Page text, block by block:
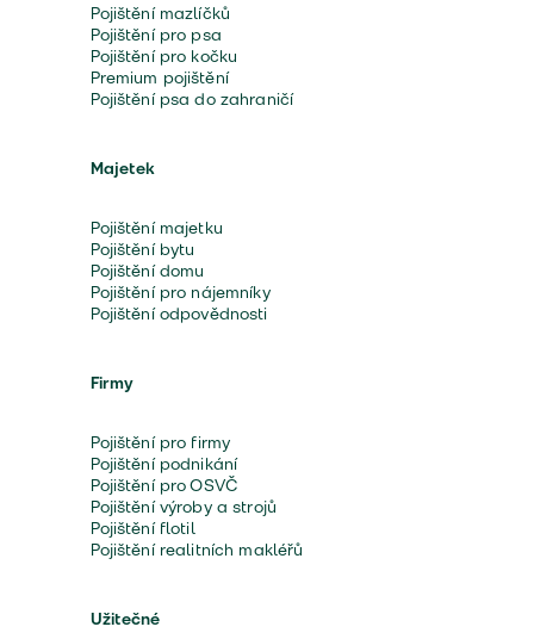
Pojištění mazlíčků
Pojištění pro psa
Pojištění pro kočku
Premium pojištění
Pojištění psa do zahraničí
Majetek
Pojištění majetku
Pojištění bytu
Pojištění domu
Pojištění pro nájemníky
Pojištění odpovědnosti
Firmy
Pojištění pro firmy
Pojištění podnikání
Pojištění pro OSVČ
Pojištění výroby a strojů
Pojištění flotil
Pojištění realitních makléřů
Užitečné